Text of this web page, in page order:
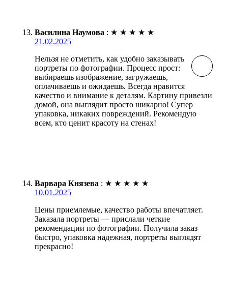
Василина Наумова : ★ ★ ★ ★ ★
21.02.2025
Нельзя не отметить, как удобно заказывать
портреты по фотографии. Процесс прост:
выбираешь изображение, загружаешь,
оплачиваешь и ожидаешь. Всегда нравится
качество и внимание к деталям. Картину привезли
домой, она выглядит просто шикарно! Супер
упаковка, никаких повреждений. Рекомендую
всем, кто ценит красоту на стенах!
Варвара Князева : ★ ★ ★ ★ ★
10.01.2025
Цены приемлемые, качество работы впечатляет.
Заказала портреты — прислали четкие
рекомендации по фотографии. Получила заказ
быстро, упаковка надежная, портреты выглядят
прекрасно!